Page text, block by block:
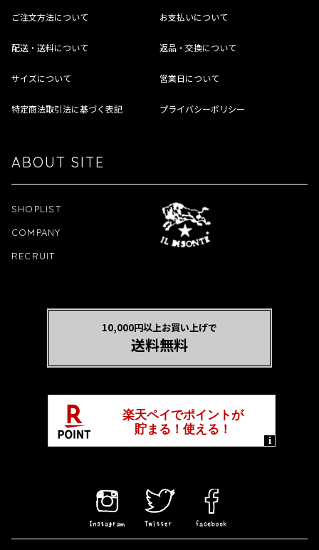
ご注文方法について お支払いについて
配送・送料について 返品・交換について
サイズについて 営業日について
特定商法取引法に基づく表記 プライバシーポリシー
ABOUT SITE
SHOPLIST
COMPANY
RECRUIT
10,000円以上お買い上げで
送料無料